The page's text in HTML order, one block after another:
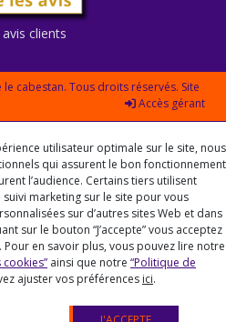
clients
cabestan. Tous droits réservés. Site
Accès gérant
utilisateur optimale sur le site, nous
qui assurent le bon fonctionnement
l’audience. Certains tiers utilisent
marketing sur le site pour vous
sur d’autres sites Web et dans
sur le bouton “J’accepte” vous acceptez
Pour en savoir plus, vous pouvez lire notre
ainsi que notre “Politique de
ajuster vos préférences ici.